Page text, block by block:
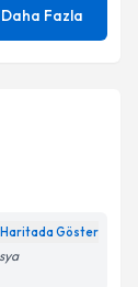
Daha Fazla
Haritada Göster